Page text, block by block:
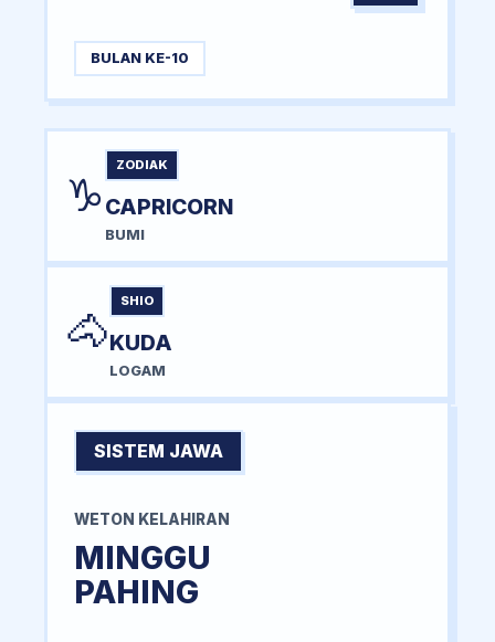
BULAN KE-10
♑
ZODIAK
CAPRICORN
BUMI
🐴
SHIO
KUDA
LOGAM
SISTEM JAWA
WETON KELAHIRAN
MINGGU
PAHING